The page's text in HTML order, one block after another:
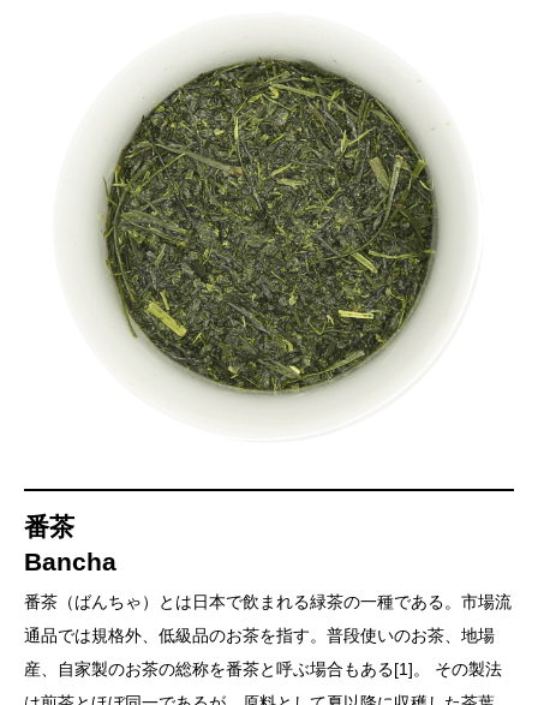
番茶
Bancha
番茶（ばんちゃ）とは日本で飲まれる緑茶の一種である。市場流
通品では規格外、低級品のお茶を指す。普段使いのお茶、地場
産、自家製のお茶の総称を番茶と呼ぶ場合もある[1]。 その製法